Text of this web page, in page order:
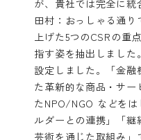
が、貴社では完全に統
田村：おっしゃる通
上げた5つのCSRの重
指す姿を抽出しました
設定しました。「金融
た革新的な商品・サー
たNPO/NGO などを
ルダーとの連携」「継
芸術を通じた取組み」